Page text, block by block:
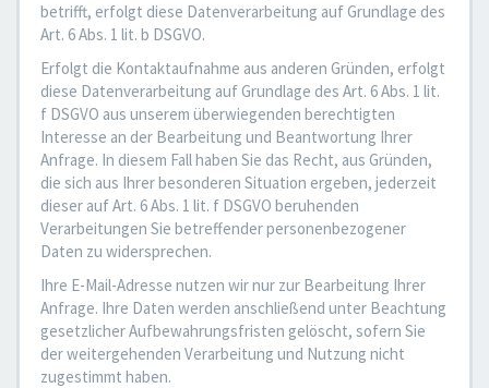
betrifft, erfolgt diese Datenverarbeitung auf Grundlage des
Art. 6 Abs. 1 lit. b DSGVO.
Erfolgt die Kontaktaufnahme aus anderen Gründen, erfolgt
diese Datenverarbeitung auf Grundlage des Art. 6 Abs. 1 lit.
f DSGVO aus unserem überwiegenden berechtigten
Interesse an der Bearbeitung und Beantwortung Ihrer
Anfrage. In diesem Fall haben Sie das Recht, aus Gründen,
die sich aus Ihrer besonderen Situation ergeben, jederzeit
dieser auf Art. 6 Abs. 1 lit. f DSGVO beruhenden
Verarbeitungen Sie betreffender personenbezogener
Daten zu widersprechen.
Ihre E-Mail-Adresse nutzen wir nur zur Bearbeitung Ihrer
Anfrage. Ihre Daten werden anschließend unter Beachtung
gesetzlicher Aufbewahrungsfristen gelöscht, sofern Sie
der weitergehenden Verarbeitung und Nutzung nicht
zugestimmt haben.